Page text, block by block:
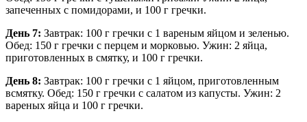
запеченных с помидорами, и 100 г гречки.
День 7: Завтрак: 100 г гречки с 1 вареным яйцом и зеленью.
Обед: 150 г гречки с перцем и морковью. Ужин: 2 яйца,
приготовленных в смятку, и 100 г гречки.
День 8: Завтрак: 100 г гречки с 1 яйцом, приготовленным
всмятку. Обед: 150 г гречки с салатом из капусты. Ужин: 2
вареных яйца и 100 г гречки.